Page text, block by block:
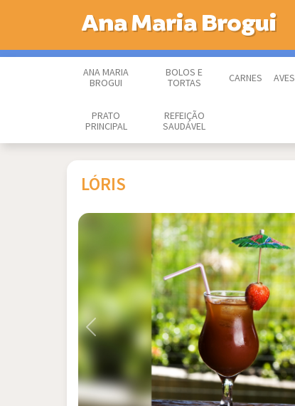
Ana Maria Brogui
ANA MARIA
BROGUI
BOLOS E
TORTAS
CARNES AVES
PRATO
PRINCIPAL
REFEIÇÃO
SAUDÁVEL
LÓRIS
Previous